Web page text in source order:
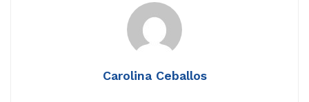
Carolina Ceballos